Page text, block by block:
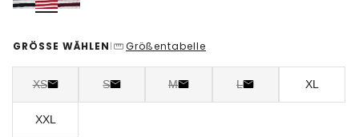
GRÖSSE WÄHLEN | Größentabelle
XS S M L XL
XXL